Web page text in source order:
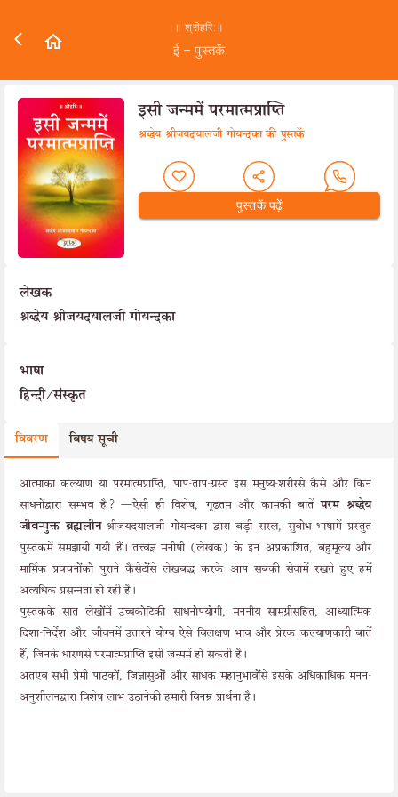
॥ श्रीहरि:॥
ई – पुस्तकें
इसी जन्ममें परमात्मप्राप्ति
श्रद्धेय श्रीजयदयालजी गोयन्दका की पुस्तकें
पुस्तकें पढ़ें
लेखक
श्रद्धेय श्रीजयदयालजी गोयन्दका
भाषा
हिन्दी/संस्कृत
विवरण विषय-सूची
आत्माका कल्याण या परमात्मप्राप्ति, पाप-ताप-ग्रस्त इस मनुष्य-शरीरसे कैसे और किन
साधनोंद्वारा सम्भव है? —ऐसी ही विशेष, गूढतम और कामकी बातेंपरम श्रद्धेय
जीवन्मुक्त ब्रह्मलीनश्रीजयदयालजी गोयन्दका द्वारा बड़ी सरल, सुबोध भाषामें प्रस्तुत
पुस्तकमें समझायी गयी हैं। तत्त्वज्ञ मनीषी (लेखक) के इन अप्रकाशित, बहुमूल्य और
मार्मिक प्रवचनोंको पुराने कैसेटोंसे लेखबद्ध करके आप सबकी सेवामें रखते हुए हमें
अत्यधिक प्रसन्नता हो रही है।
पुस्तकके सात लेखोंमें उच्चकोटिकी साधनोपयोगी, मननीय सामग्रीसहित, आध्यात्मिक
दिशा-निर्देश और जीवनमें उतारने योग्य ऐसे विलक्षण भाव और प्रेरक कल्याणकारी बातें
हैं, जिनके धारणसे परमात्मप्राप्ति इसी जन्ममें हो सकती है।
अतएव सभी प्रेमी पाठकों, जिज्ञासुओं और साधक महानुभावोंसे इसके अधिकाधिक मनन-
अनुशीलनद्वारा विशेष लाभ उठानेकी हमारी विनम्र प्रार्थना है।